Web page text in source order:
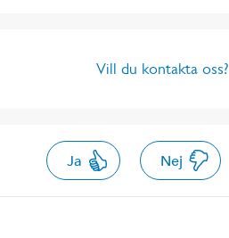
Vill du kontakta oss?
Ja Nej